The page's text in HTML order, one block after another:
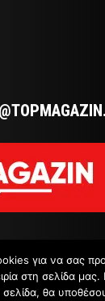
για να σας
στη σελίδα
σελίδα, θα